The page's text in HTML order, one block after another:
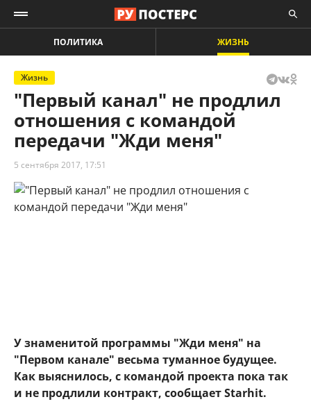
ПОЛИТИКА ЖИЗНЬ
Жизнь
"Первый канал" не продлил
отношения с командой
передачи "Жди меня"
5 сентября 2017, 17:51
У знаменитой программы "Жди меня" на
"Первом канале" весьма туманное будущее.
Как выяснилось, с командой проекта пока так
и не продлили контракт, сообщает Starhit.